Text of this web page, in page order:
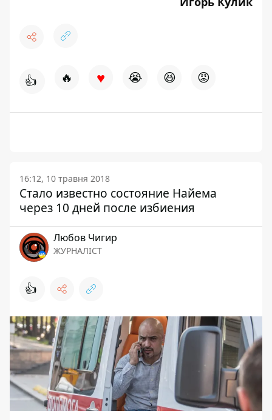
👍 🔥 ♥ 😭 😆 😡
16:12, 10 травня 2018
Стало известно состояние Найема
через 10 дней после избиения
Любов Чигир
ЖУРНАЛІСТ
👍